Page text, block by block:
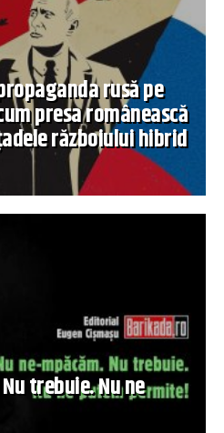
rusă pe
presa românească
războiului hibrid
trebuie. Nu ne